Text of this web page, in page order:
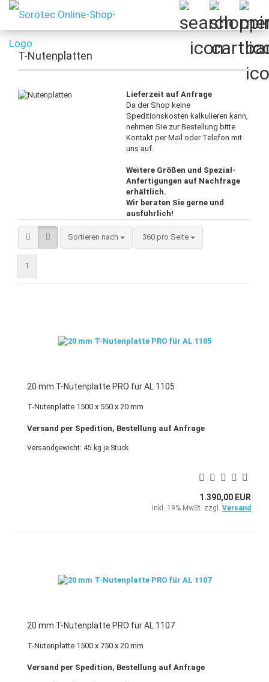
T-Nutenplatten
Lieferzeit auf Anfrage
Da der Shop keine
Speditionskosten kalkulieren kann,
nehmen Sie zur Bestellung bitte
Kontakt per Mail oder Telefon mit
uns auf.
Weitere Größen und Spezial-
Anfertigungen auf Nachfrage
erhältlich.
Wir beraten Sie gerne und
ausführlich!
Sortieren nach
Sortieren nach 360 pro Seite
pro Seite
1
20 mm T-Nutenplatte PRO für AL 1105
T-Nutenplatte 1500 x 550 x 20 mm
Versand per Spedition, Bestellung auf Anfrage
Versandgewicht: 45 kg je Stück
1.390,00 EUR
inkl. 19% MwSt. zzgl. Versand
20 mm T-Nutenplatte PRO für AL 1107
T-Nutenplatte 1500 x 750 x 20 mm
Versand per Spedition, Bestellung auf Anfrage